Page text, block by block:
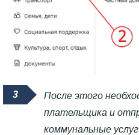
После этого
плательщика и
коммунальные